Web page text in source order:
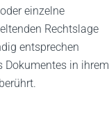
einzelne
Rechtslage
entsprechen
Dokumentes in ihrem